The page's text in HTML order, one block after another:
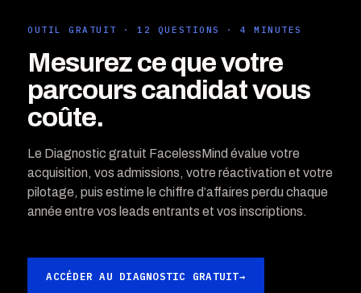
OUTIL GRATUIT · 12 QUESTIONS · 4 MINUTES
Mesurez ce que votre
parcours candidat vous
coûte.
Le Diagnostic gratuit FacelessMind évalue votre
acquisition, vos admissions, votre réactivation et votre
pilotage, puis estime le chiffre d’affaires perdu chaque
année entre vos leads entrants et vos inscriptions.
ACCÉDER AU DIAGNOSTIC GRATUIT→